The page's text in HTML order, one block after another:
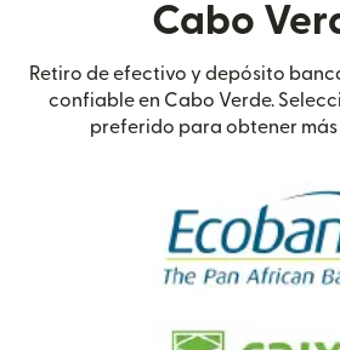
Cabo
Retiro de efectivo y depósito
confiable en Cabo Verde.
preferido para obtener